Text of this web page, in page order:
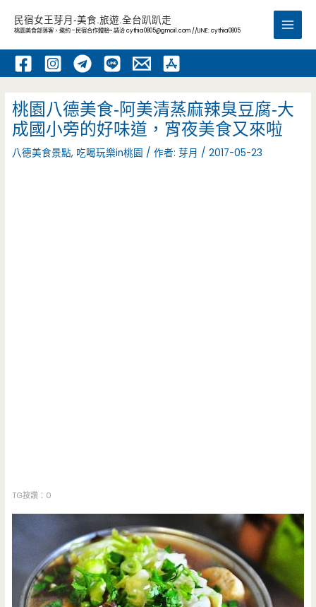
內
民宿女王芽月-美食.旅遊.全台趴趴走
桃園美食部落客，邀約 -民宿合作體驗~ 請洽cythia0805@gmail.com //LINE: cythia0805
Main
桃園八德美食-阿美清蒸麻辣臭豆腐-大
成國小旁的好味道，宵夜美食又來啦
八德美食景點, 吃喝玩樂in桃園 / 作者:芽月 /2017-05-23
TG按讚：0